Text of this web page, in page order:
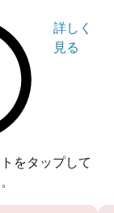
田駅までは電
スを利用して
アクセスも便利
スの本数も多
えやすいで
到着するの
詳しく
見る
をタップして
うございます